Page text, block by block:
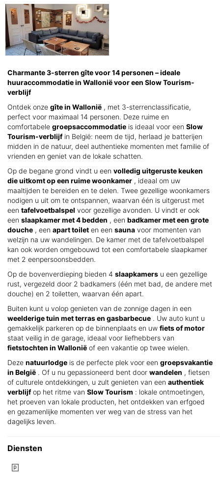
Charmante 3-sterren gîte voor 14 personen – ideale
huuraccommodatie in Wallonië voor een Slow Tourism-
verblijf
Ontdek onze gîte in Wallonië , met 3-sterrenclassificatie,
perfect voor maximaal 14 personen. Deze ruime en
comfortabele groepsaccommodatie is ideaal voor een Slow
Tourism-verblijfin België: neem de tijd, herlaad je batterijen
midden in de natuur, deel authentieke momenten met familie of
vrienden en geniet van de lokale schatten.
Op de begane grond vindt u een volledig uitgeruste keuken
die uitkomt op een ruime woonkamer , ideaal om uw
maaltijden te bereiden en te delen. Twee gezellige woonkamers
nodigen u uit om te ontspannen, waarvan één is uitgerust met
een tafelvoetbalspel voor gezellige avonden. U vindt er ook
een slaapkamer met 4 bedden , een badkamer met een grote
douche , een apart toilet en een sauna voor momenten van
welzijn na uw wandelingen. De kamer met de tafelvoetbalspel
kan ook worden omgebouwd tot een comfortabele slaapkamer
met 2 eenpersoonsbedden.
Op de bovenverdieping bieden 4 slaapkamers u een gezellige
rust, vergezeld door 2 badkamers (één met bad, de andere met
douche) en 2 toiletten, waarvan één apart.
Buiten kunt u volop genieten van de zonnige dagen in een
weelderige tuin met terras en gasbarbecue . Uw auto kunt u
gemakkelijk parkeren op de binnenplaats en uw fiets of motor
staat veilig in de garage, ideaal voor liefhebbers van
fietstochten in Wallonië of een vakantie op twee wielen.
Deze natuurlodge is de perfecte plek voor een groepsvakantie
in België . Of u nu gepassioneerd bent door wandelen , fietsen
of culturele ontdekkingen, u zult genieten van een authentiek
verblijfop het ritme van Slow Tourism : lokale ontmoetingen,
het proeven van lokale producten, het ontdekken van erfgoed
en gezamenlijke momenten ver weg van de stress van het
dagelijks leven.
Diensten